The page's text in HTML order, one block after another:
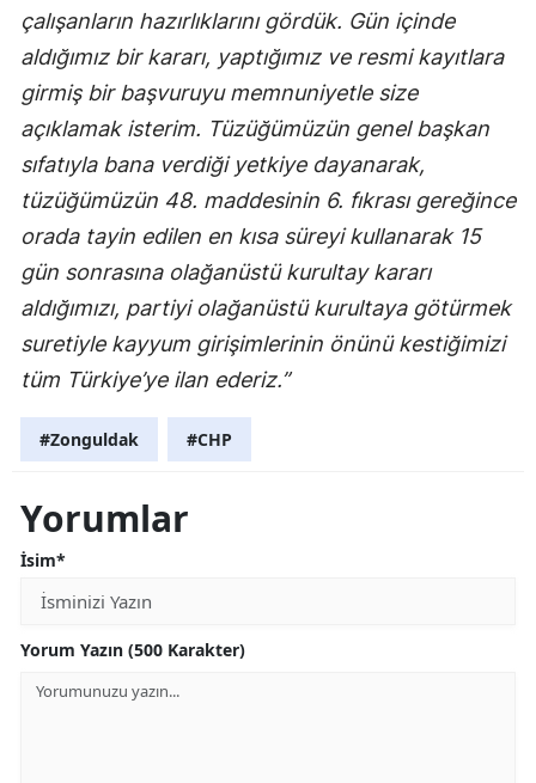
çalışanların hazırlıklarını gördük. Gün içinde
aldığımız bir kararı, yaptığımız ve resmi kayıtlara
girmiş bir başvuruyu memnuniyetle size
açıklamak isterim. Tüzüğümüzün genel başkan
sıfatıyla bana verdiği yetkiye dayanarak,
tüzüğümüzün 48. maddesinin 6. fıkrası gereğince
orada tayin edilen en kısa süreyi kullanarak 15
gün sonrasına olağanüstü kurultay kararı
aldığımızı, partiyi olağanüstü kurultaya götürmek
suretiyle kayyum girişimlerinin önünü kestiğimizi
tüm Türkiye’ye ilan ederiz.”
#Zonguldak #CHP
Yorumlar
İsim*
Yorum Yazın (500 Karakter)